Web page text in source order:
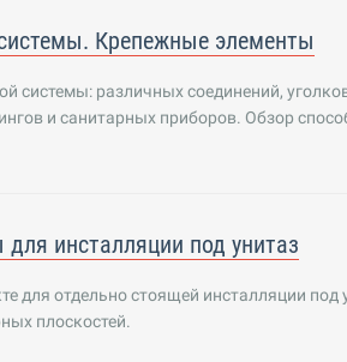
Крепежные элементы
системы: различных соединений,
и санитарных приборов. Обзор
инсталляции под унитаз
для отдельно стоящей инсталляции под
плоскостей.